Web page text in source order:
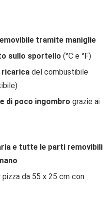
tramite maniglie
sullo sportello (°C e °F)
ricarica del combustibile
di poco ingombro grazie ai
e tutte le parti removibili
pizza da 55 x 25 cm con